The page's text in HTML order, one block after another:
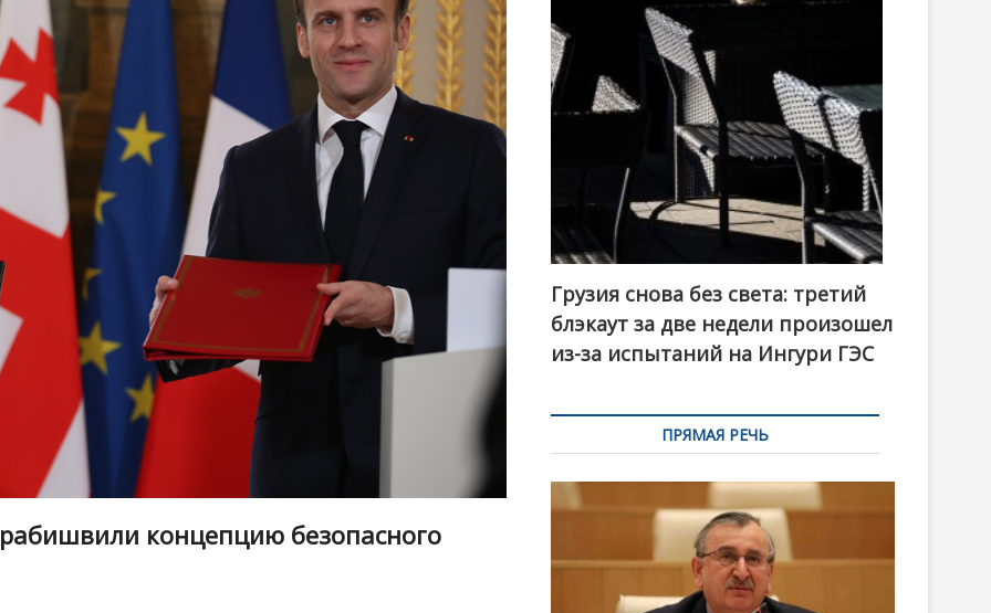
концепцию безопасного
Грузия снова без света: третий
блэкаут за две недели произошел
из-за испытаний на Ингури ГЭС
ПРЯМАЯ РЕЧЬ